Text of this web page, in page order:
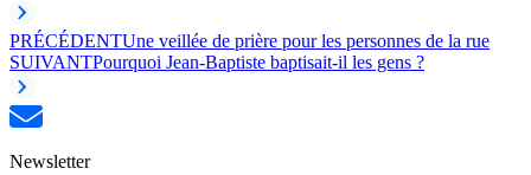
PRÉCÉDENTUne veillée de prière pour les personnes de la rue
SUIVANTPourquoi Jean-Baptiste baptisait-il les gens ?
Newsletter